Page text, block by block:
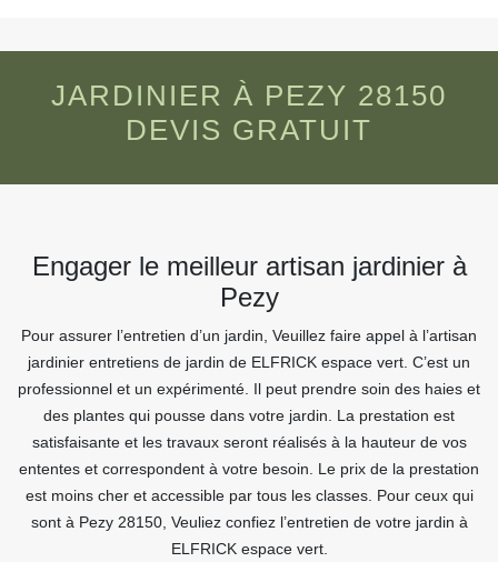
JARDINIER À PEZY 28150
DEVIS GRATUIT
Engager le meilleur artisan jardinier à
Pezy
Pour assurer l’entretien d’un jardin, Veuillez faire appel à l’artisan
jardinier entretiens de jardin de ELFRICK espace vert. C’est un
professionnel et un expérimenté. Il peut prendre soin des haies et
des plantes qui pousse dans votre jardin. La prestation est
satisfaisante et les travaux seront réalisés à la hauteur de vos
ententes et correspondent à votre besoin. Le prix de la prestation
est moins cher et accessible par tous les classes. Pour ceux qui
sont à Pezy 28150, Veuliez confiez l’entretien de votre jardin à
ELFRICK espace vert.